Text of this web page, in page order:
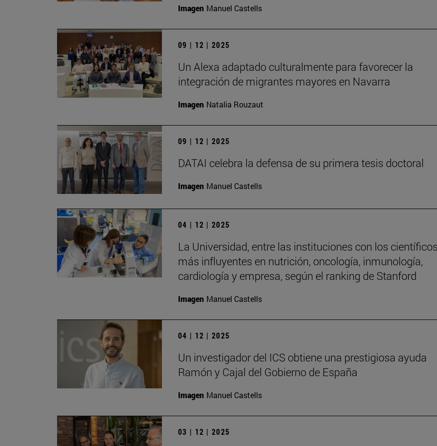
Imagen Manuel Castells
09 | 12 | 2025
Un Alexa adaptado culturalmente para favorecer la
integración de migrantes mayores en Navarra
Imagen Natalia Rouzaut
09 | 12 | 2025
DATAI celebra la defensa de su primera tesis doctoral
Imagen Manuel Castells
04 | 12 | 2025
La Universidad, entre las instituciones con los
más influyentes en nutrición, oncología, inmunología,
cardiología y empresa, según el ranking de Stanford
Imagen Manuel Castells
04 | 12 | 2025
Un investigador del ICS obtiene una prestigiosa ayuda
Ramón y Cajal del Gobierno de España
Imagen Manuel Castells
03 | 12 | 2025